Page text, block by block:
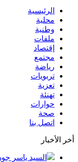
الرئيسية
محلية
وطنية
ملفات
إقتصاد
مجتمع
رياضة
تربويات
تعزية
تهنئة
حوارات
صحة
اتصل بنا
أخر الأخبار
السيد ياسر